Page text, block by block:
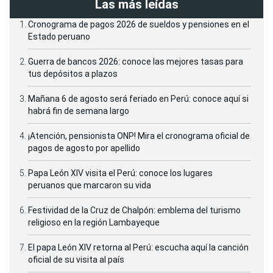
Las más leídas
Cronograma de pagos 2026 de sueldos y pensiones en el
Estado peruano
Guerra de bancos 2026: conoce las mejores tasas para
tus depósitos a plazos
Mañana 6 de agosto será feriado en Perú: conoce aquí si
habrá fin de semana largo
¡Atención, pensionista ONP! Mira el cronograma oficial de
pagos de agosto por apellido
Papa León XIV visita el Perú: conoce los lugares
peruanos que marcaron su vida
Festividad de la Cruz de Chalpón: emblema del turismo
religioso en la región Lambayeque
El papa León XIV retorna al Perú: escucha aquí la canción
oficial de su visita al país